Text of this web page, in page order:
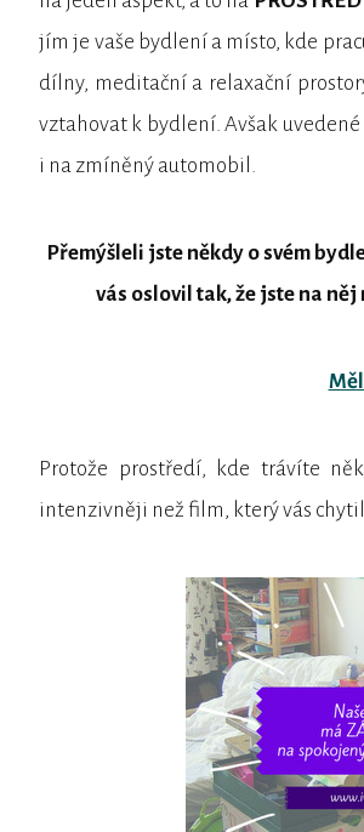
jím je vaše bydlení a místo, kde
dílny, meditační a relaxační
vztahovat k bydlení. Avšak
i na zmíněný automobil.
Přemýšleli jste někdy o svém
vás oslovil tak, že jste na
Protože prostředí, kde trávíte
intenzivněji než film, který vás chytil